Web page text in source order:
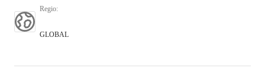
Regio:
GLOBAL